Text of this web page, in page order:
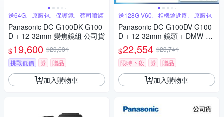
送64G、原廠包、保護鏡、蔡司噴罐
Panasonic DC-G100DK G100
D + 12-32mm 變焦鏡組 公司貨
$19,600 $20,631
挑戰低價
券 贈品
加入購物車
送128G V60、相機鑰匙圈、原廠包
Panasonic DC-G100DV G100
D + 12-32mm 鏡頭 + DMW-SH
GR2 三腳架握把組 公司貨
$22,554 $23,741
限時下殺
券 贈品
加入購物車